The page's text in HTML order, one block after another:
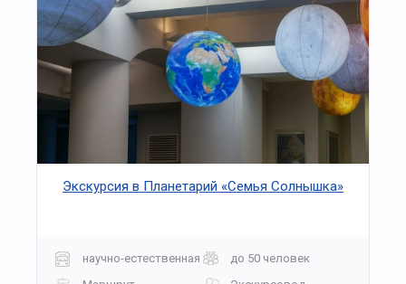
Экскурсия в Планетарий «Семья Солнышка»
научно-естественная
до 50 человек